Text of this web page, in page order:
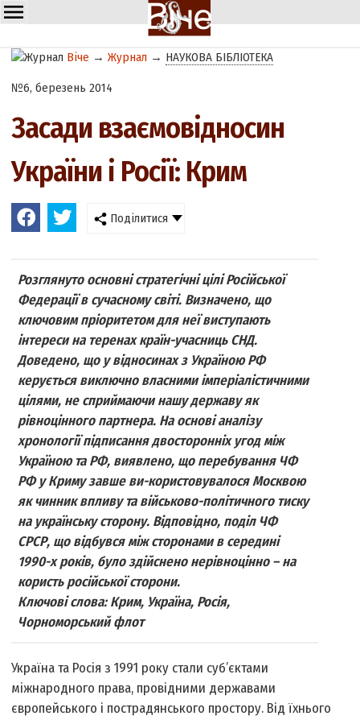
Віче →Журнал → НАУКОВА БІБЛІОТЕКА
№6, березень 2014
Засади взаємовідносин
України і Росії: Крим
Поділитися
Розглянуто основні стратегічні цілі Російської
Федерації в сучасному світі. Визначено, що
ключовим пріоритетом для неї виступають
інтереси на теренах країн-учасниць СНД.
Доведено, що у відносинах з Україною РФ
керується виключно власними імперіалістичними
цілями, не сприймаючи нашу державу як
рівноцінного партнера. На основі аналізу
хронології підписання двосторонніх угод між
Україною та РФ, виявлено, що перебування ЧФ
РФ у Криму завше ви-користовувалося Москвою
як чинник впливу та військово-політичного тиску
на українську сторону. Відповідно, поділ ЧФ
СРСР, що відбувся між сторонами в середині
1990-х років, було здійснено нерівноцінно – на
користь російської сторони.
Ключові слова: Крим, Україна, Росія,
Чорноморський флот
Україна та Росія з 1991 року стали суб’єктами
міжнародного права, провідними державами
європейського і пострадянського простору. Від їхнього